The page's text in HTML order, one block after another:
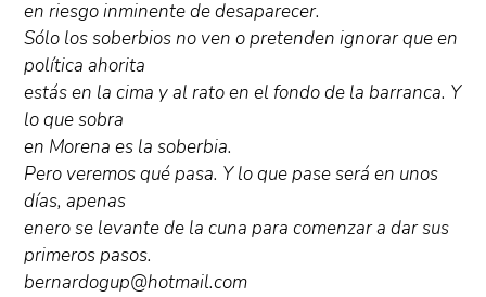
en riesgo inminente de desaparecer.
Sólo los soberbios no ven o pretenden ignorar que en
política ahorita
estás en la cima y al rato en el fondo de la barranca. Y
lo que sobra
en Morena es la soberbia.
Pero veremos qué pasa. Y lo que pase será en unos
días, apenas
enero se levante de la cuna para comenzar a dar sus
primeros pasos.
bernardogup@hotmail.com